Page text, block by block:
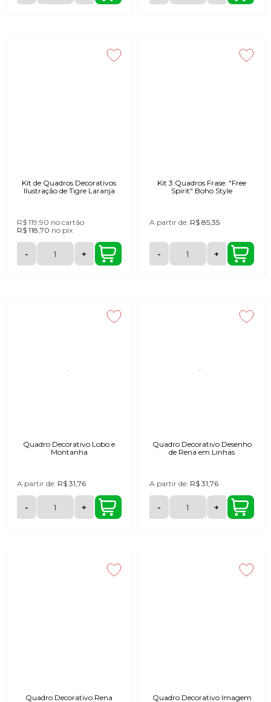
Kit de Quadros Decorativos
Ilustração de Tigre Laranja
R$ 119,90 no cartão
R$ 118,70 no pix
- +
Kit 3 Quadros Frase: "Free
Spirit" Boho Style
A partir de: R$ 85,35
- +
Quadro Decorativo Lobo e
Montanha
A partir de: R$ 31,76
- +
Quadro Decorativo Desenho
de Rena em Linhas
A partir de: R$ 31,76
- +
Quadro Decorativo Rena
Quadro Decorativo Imagem